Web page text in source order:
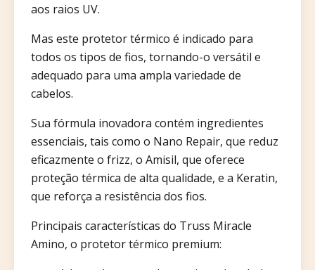
aos raios UV.
Mas este protetor térmico é indicado para
todos os tipos de fios, tornando-o versátil e
adequado para uma ampla variedade de
cabelos.
Sua fórmula inovadora contém ingredientes
essenciais, tais como o Nano Repair, que reduz
eficazmente o frizz, o Amisil, que oferece
proteção térmica de alta qualidade, e a Keratin,
que reforça a resistência dos fios.
Principais características do Truss Miracle
Amino, o protetor térmico premium: